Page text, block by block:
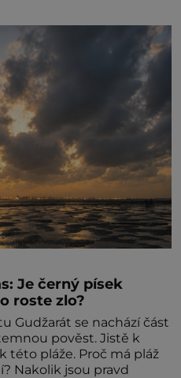
Je černý písek
roste zlo?
Gudžarát se nachází část
pověst. Jistě k
této pláže. Proč má pláž
takové netypické zbarvení? Nakolik jsou pravd